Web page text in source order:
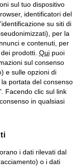
riservati.
via Adua 33 - 13855
Reg. Imprese di
N. Reg. Pile:
Capitale
all'attività di direzione
sul tuo dispositivo
identificatori del
su siti di
per la
e contenuti, per
prodotti. Quipuoi
sul consenso
e sulle opzioni di
portata del consenso
Facendo clic sul link
in qualsiasi
i dati rilevati dal
o i dati